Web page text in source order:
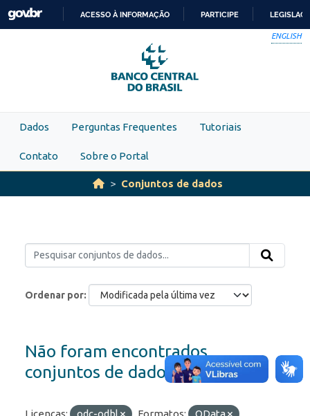
Skip to main content
PARA
O
CONTEÚDO
ACESSO À INFORMAÇÃO PARTICIPE
ENGLISH
Dados Perguntas Frequentes Tutoriais
Contato Sobre o Portal
Conjuntos de dados
Ordenar por
Não foram encontrados
conjuntos de dados